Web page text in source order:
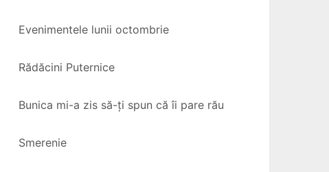
Evenimentele lunii octombrie
Rădăcini Puternice
Bunica mi-a zis să-ți spun că îi pare rău
Smerenie